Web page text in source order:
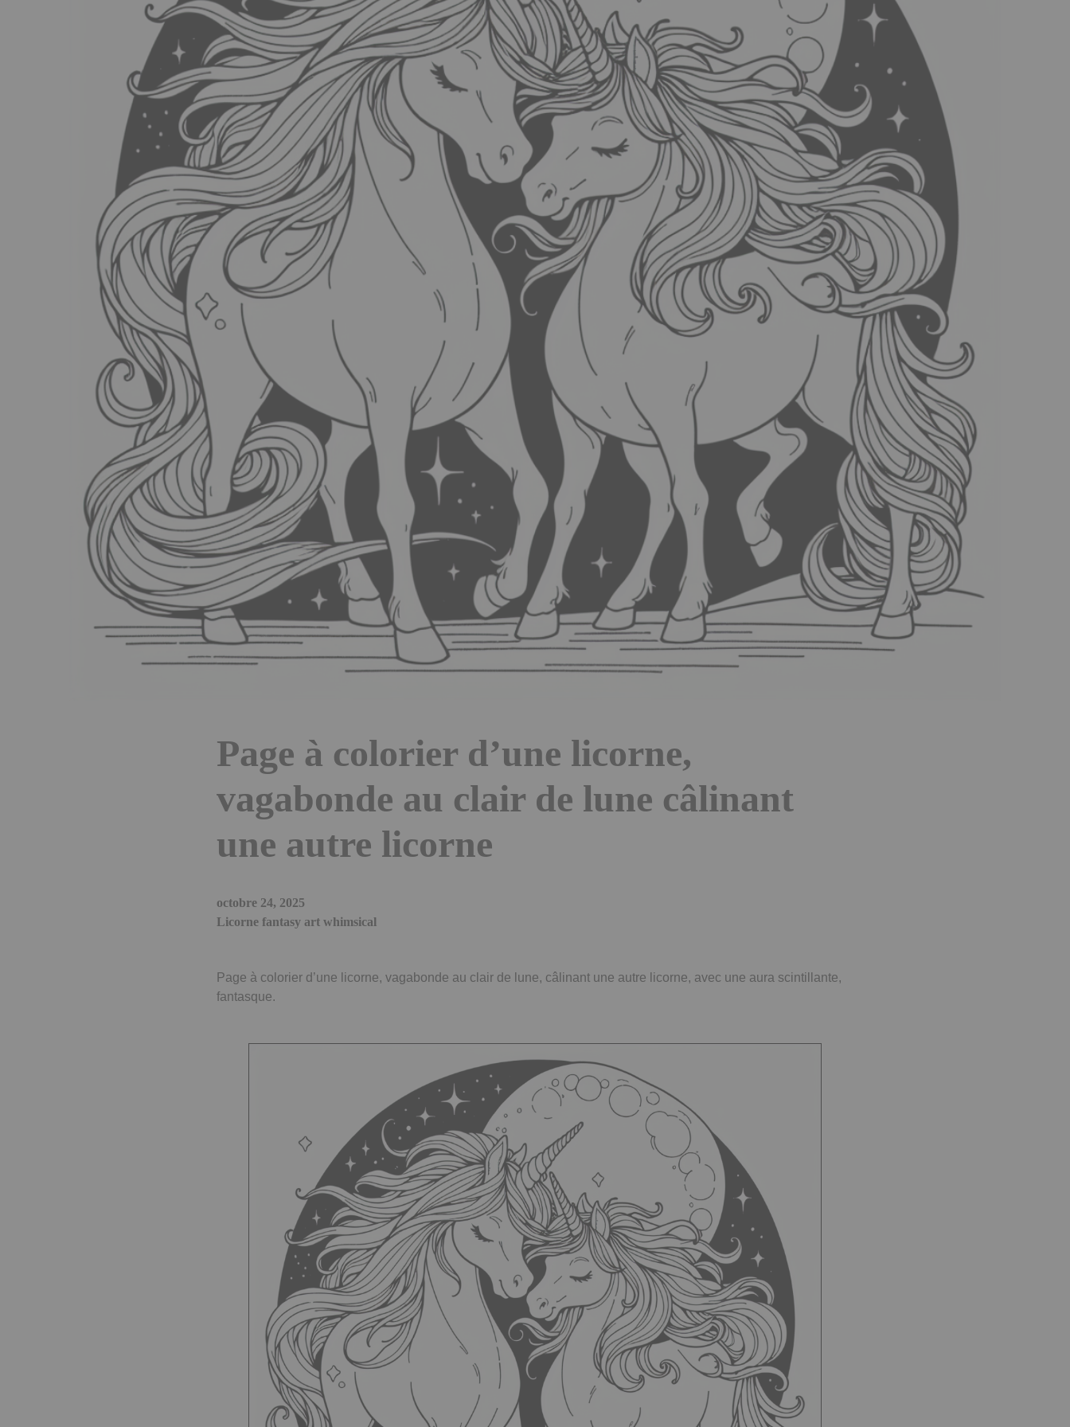
Page à colorier d’une licorne,
vagabonde au clair de lune câlinant
une autre licorne
octobre 24, 2025
Licorne fantasy art whimsical
Page à colorier d’une licorne, vagabonde au clair de lune, câlinant une autre licorne, avec une aura scintillante,
fantasque.